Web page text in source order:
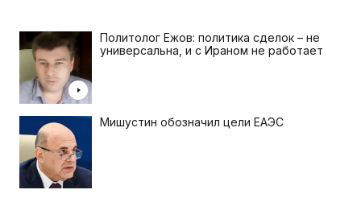
Политолог Ежов: политика сделок – не
универсальна, и с Ираном не работает
Мишустин обозначил цели ЕАЭС